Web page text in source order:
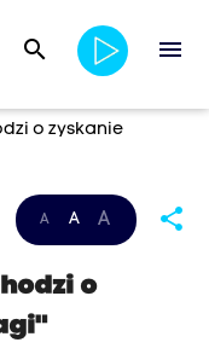
search menu
o zyskanie
A A A share
o